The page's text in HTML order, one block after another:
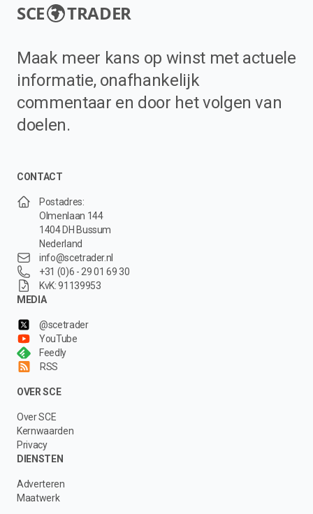
SCE TRADER
Maak meer kans op winst met actuele
informatie, onafhankelijk
commentaar en door het volgen van
doelen.
CONTACT
Postadres:
Olmenlaan 144
1404 DH Bussum
Nederland
info@scetrader.nl
+31 (0)6 - 29 01 69 30
KvK: 91139953
MEDIA
@scetrader
YouTube
Feedly
RSS
OVER SCE
Over SCE
Kernwaarden
Privacy
DIENSTEN
Adverteren
Maatwerk